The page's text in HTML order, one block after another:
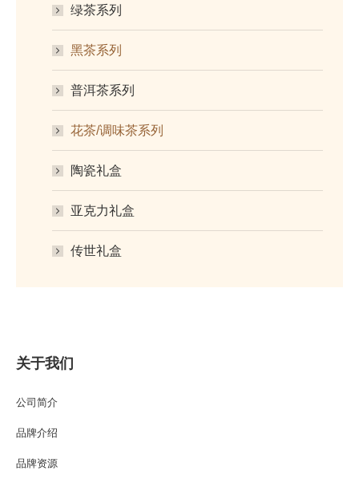
绿茶系列
黑茶系列
普洱茶系列
花茶/调味茶系列
陶瓷礼盒
亚克力礼盒
传世礼盒
关于我们
公司简介
品牌介绍
品牌资源